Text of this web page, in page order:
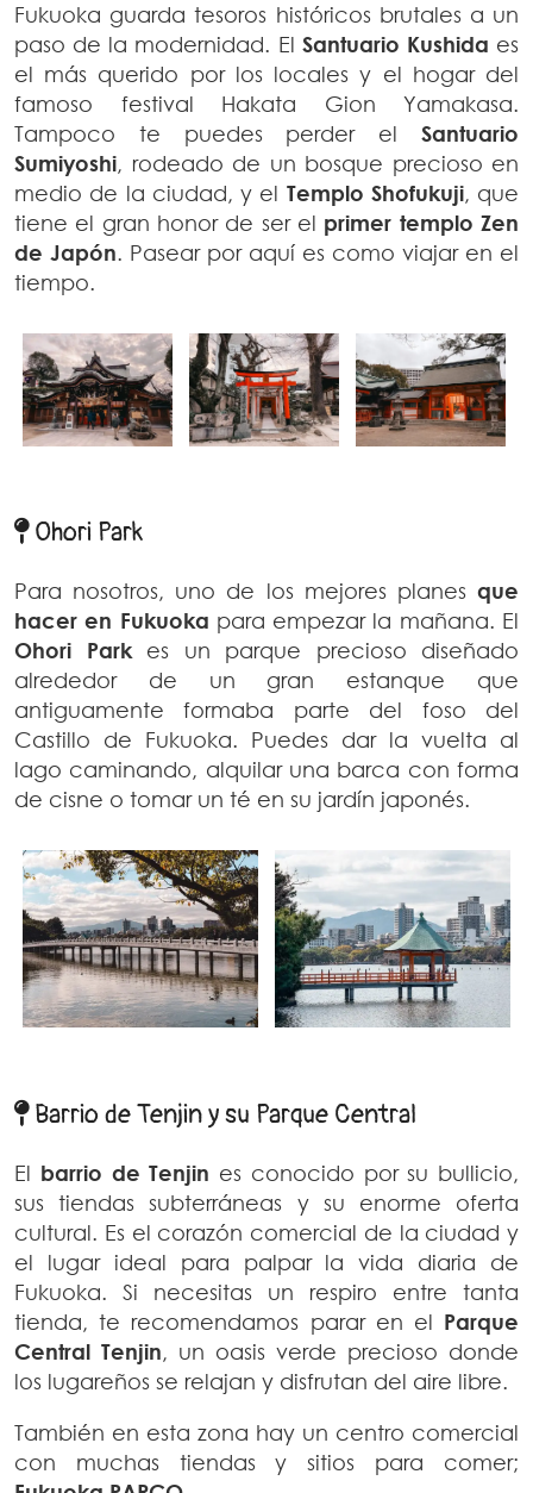
Fukuoka guarda tesoros históricos brutales a un
paso de la modernidad. El Santuario Kushida es
el más querido por los locales y el hogar del
famoso festival Hakata Gion Yamakasa.
Tampoco te puedes perder el Santuario
Sumiyoshi, rodeado de un bosque precioso en
medio de la ciudad, y el Templo Shofukuji, que
tiene el gran honor de ser el primer templo Zen
de Japón. Pasear por aquí es como viajar en el
tiempo.
Ohori Park
Para nosotros, uno de los mejores planes que
hacer en Fukuoka para empezar la mañana. El
Ohori Parkes un parque precioso diseñado
alrededor de un gran estanque que
antiguamente formaba parte del foso del
Castillo de Fukuoka. Puedes dar la vuelta al
lago caminando, alquilar una barca con forma
de cisne o tomar un té en su jardín japonés.
Barrio de Tenjin y su Parque Central
El barrio de Tenjin es conocido por su bullicio,
sus tiendas subterráneas y su enorme oferta
cultural. Es el corazón comercial de la ciudad y
el lugar ideal para palpar la vida diaria de
Fukuoka. Si necesitas un respiro entre tanta
tienda, te recomendamos parar en el Parque
Central Tenjin, un oasis verde precioso donde
los lugareños se relajan y disfrutan del aire libre.
También en esta zona hay un centro comercial
con muchas tiendas y sitios para comer;